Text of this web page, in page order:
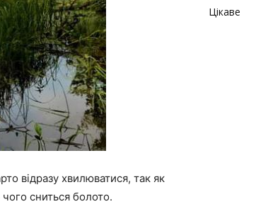
відразу хвилюватися, так як
сниться болото.
Цікаве